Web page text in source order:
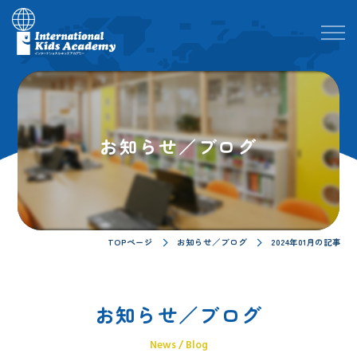
お知らせ／ブログ
TOPページ お知らせ／ブログ 2024年01月の記事
お知らせ／ブログ
News / Blog